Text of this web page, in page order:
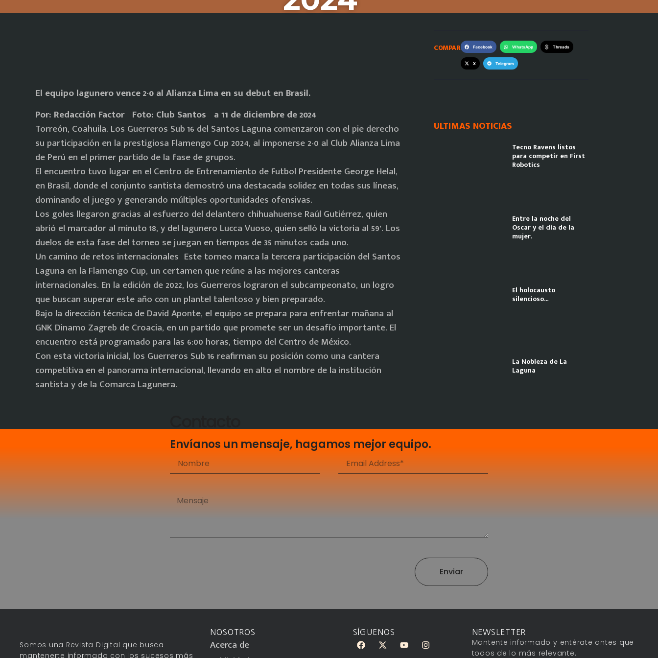
El equipo lagunero vence 2-0 al Alianza Lima en su debut en Brasil.
Por: Redacción Factor Foto: Club Santos a 11 de diciembre de 2024
Torreón, Coahuila. Los Guerreros Sub 16 del Santos Laguna comenzaron con el pie derecho
su participación en la prestigiosa Flamengo Cup 2024, al imponerse 2-0 al Club Alianza Lima
de Perú en el primer partido de la fase de grupos.
El encuentro tuvo lugar en el Centro de Entrenamiento de Futbol Presidente George Helal,
en Brasil, donde el conjunto santista demostró una destacada solidez en todas sus líneas,
dominando el juego y generando múltiples oportunidades ofensivas.
Los goles llegaron gracias al esfuerzo del delantero chihuahuense Raúl Gutiérrez, quien
abrió el marcador al minuto 18, y del lagunero Lucca Vuoso, quien selló la victoria al 59’. Los
duelos de esta fase del torneo se juegan en tiempos de 35 minutos cada uno.
Un camino de retos internacionales Este torneo marca la tercera participación del Santos
Laguna en la Flamengo Cup, un certamen que reúne a las mejores canteras
internacionales. En la edición de 2022, los Guerreros lograron el subcampeonato, un logro
que buscan superar este año con un plantel talentoso y bien preparado.
Bajo la dirección técnica de David Aponte, el equipo se prepara para enfrentar mañana al
GNK Dinamo Zagreb de Croacia, en un partido que promete ser un desafío importante. El
encuentro está programado para las 6:00 horas, tiempo del Centro de México.
Con esta victoria inicial, los Guerreros Sub 16 reafirman su posición como una cantera
competitiva en el panorama internacional, llevando en alto el nombre de la institución
santista y de la Comarca Lagunera.
COMPARTE: Facebook WhatsApp Threads
X Telegram
ULTIMAS NOTICIAS
Tecno Ravens listos
para competir en First
Robotics
Entre la noche del
Oscar y el día de la
mujer.
El holocausto
silencioso…
La Nobleza de La
Laguna
Envíanos un mensaje, hagamos mejor equipo.
Enviar
Somos una Revista Digital que busca
mantenerte informado con los sucesos más
NOSOTROS
Acerca de
SÍGUENOS NEWSLETTER
Mantente informado y entérate antes que
todos de lo más relevante.